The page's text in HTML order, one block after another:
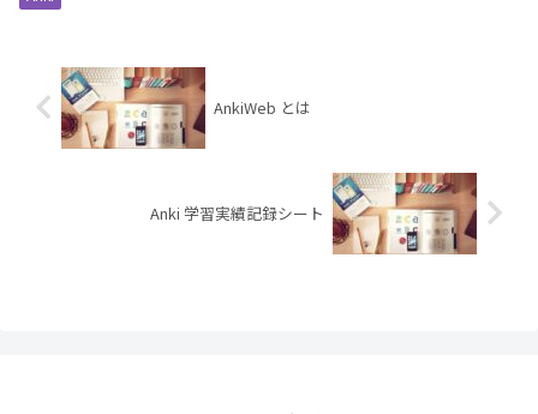
AnkiWeb とは
Anki 学習実績記録シート